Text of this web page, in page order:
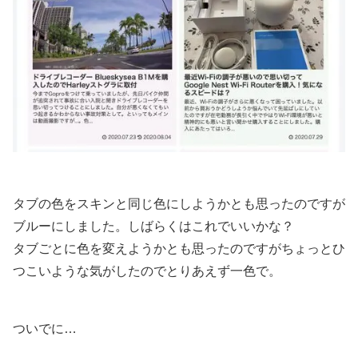
タブの色をスキンと同じ色にしようかとも思ったのですが
ブルーにしました。しばらくはこれでいいかな？
タブごとに色を変えようかとも思ったのですがちょっとひ
つこいような気がしたのでとりあえず一色で。
ついでに…